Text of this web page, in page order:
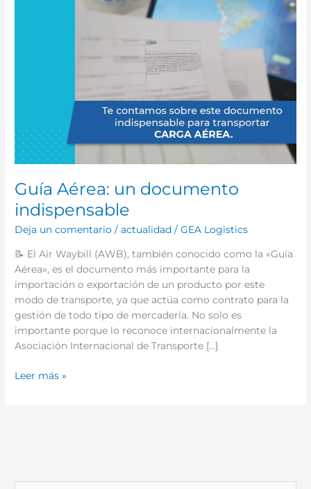
Guía Aérea: un documento
indispensable
Deja un comentario /actualidad /GEA Logistics
📝 El Air Waybill (AWB), también conocido como la «Guía
Aérea», es el documento más importante para la
importación o exportación de un producto por este
modo de transporte, ya que actúa como contrato para la
gestión de todo tipo de mercadería. No solo es
importante porque lo reconoce internacionalmente la
Asociación Internacional de Transporte […]
Leer más »